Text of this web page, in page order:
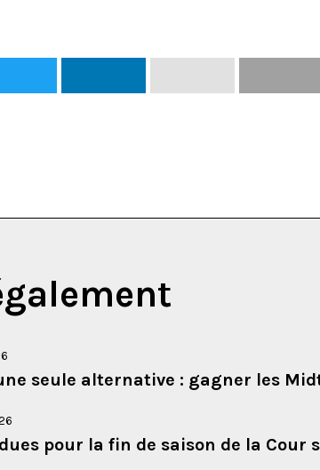
seule alternative : gagner les
pour la fin de saison de la Cour